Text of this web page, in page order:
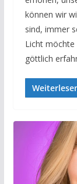
können wir
sind, immer
Licht möchte
göttlich